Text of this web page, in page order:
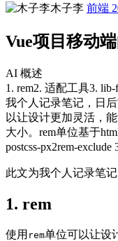
木子李 前端
Vue项目移动
AI 概述
1. rem2. 适配工具3. lib-
我个人记录笔记，日
以让设计更加灵活，
大小。rem单位基于
postcss-px2rem-
此文为我个人记录笔
1. rem
使用 rem单位可以让设